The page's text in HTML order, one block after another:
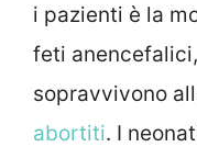
i pazienti è la
feti
sopravvivono
abortiti. I